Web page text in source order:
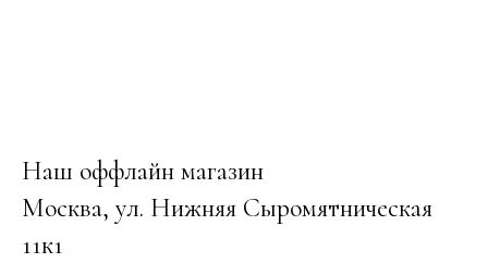
Наш оффлайн магазин
Москва, ул. Нижняя Сыромятническая
11к1